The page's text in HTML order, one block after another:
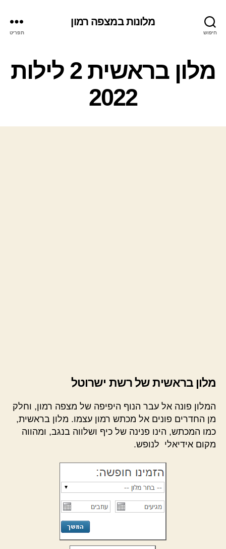
חיפוש
מלונות במצפה רמון
תפריט
ק
ט
ו
ר
ו
מלון בראשית 2 לילות
2022
מלון בראשית של רשת ישרוטל
המלון פונה אל עבר הנוף היפיפה של מצפה רמון, וחלק
מן החדרים פונים אל מכתש רמון עצמו. מלון בראשית,
כמו המכתש, הינו פנינה של כיף ושלווה בנגב, ומהווה
מקום אידיאלי לנופש.